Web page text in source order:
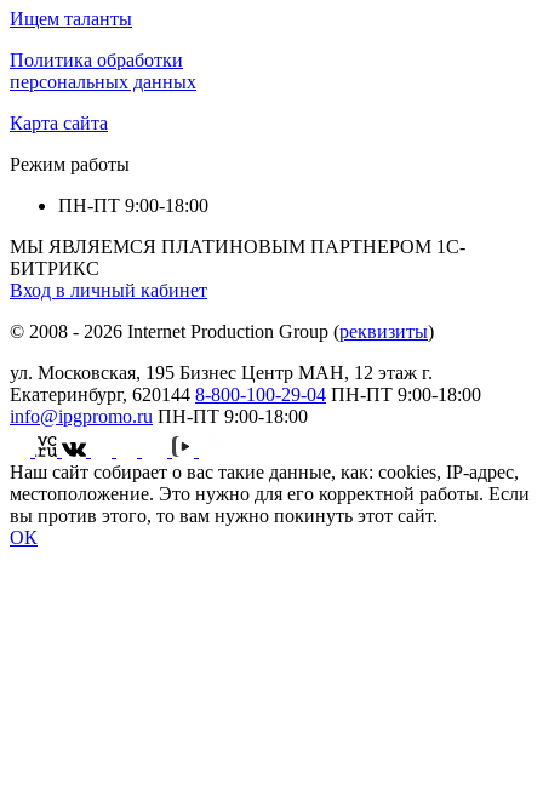
Ищем таланты
Политика обработки
персональных данных
Карта сайта
Режим работы
ПН-ПТ 9:00-18:00
МЫ ЯВЛЯЕМСЯ ПЛАТИНОВЫМ ПАРТНЕРОМ 1С-
БИТРИКС
Вход в личный кабинет
© 2008 - 2026 Internet Production Group (реквизиты)
ул. Московская, 195 Бизнеc Центр МАН, 12 этаж г.
Екатеринбург, 620144 8-800-100-29-04 ПН-ПТ 9:00-18:00
info@ipgpromo.ru ПН-ПТ 9:00-18:00
Наш сайт собирает о вас такие данные, как: cookies, IP-адрес,
местоположение. Это нужно для его корректной работы. Если
вы против этого, то вам нужно покинуть этот сайт.
ОК